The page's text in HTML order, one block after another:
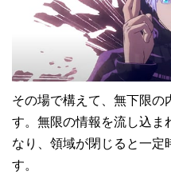
その場で構えて、無下限の
す。無限の情報を流し込ま
なり、領域が閉じると一定
す。